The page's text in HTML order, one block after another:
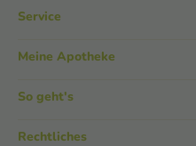
Service
Meine Apotheke
So geht's
Rechtliches